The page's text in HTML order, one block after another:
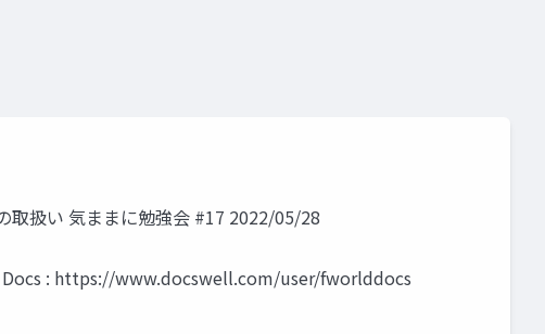
扱い 気ままに勉強会 #17 2022/05/28
Docs : https://www.docswell.com/user/fworlddocs